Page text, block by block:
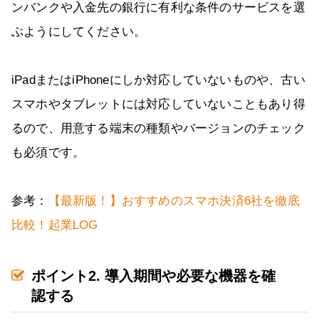
ンバンクや入金先の銀行に有利な条件のサービスを選
ぶようにしてください。
iPadまたはiPhoneにしか対応していないものや、古い
スマホやタブレットには対応していないこともあり得
るので、用意する端末の種類やバージョンのチェック
も必須です。
参考：
【最新版！】おすすめのスマホ決済6社を徹底
比較！起業LOG
ポイント2. 導入期間や必要な機器を確
認する